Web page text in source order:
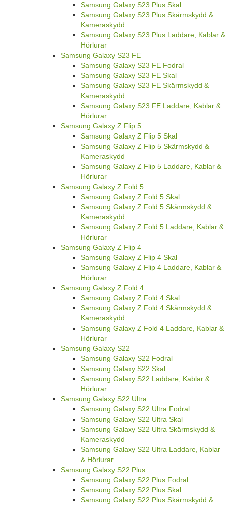
Samsung Galaxy S23 Plus Skal
Samsung Galaxy S23 Plus Skärmskydd &
Kameraskydd
Samsung Galaxy S23 Plus Laddare, Kablar &
Hörlurar
Samsung Galaxy S23 FE
Samsung Galaxy S23 FE Fodral
Samsung Galaxy S23 FE Skal
Samsung Galaxy S23 FE Skärmskydd &
Kameraskydd
Samsung Galaxy S23 FE Laddare, Kablar &
Hörlurar
Samsung Galaxy Z Flip 5
Samsung Galaxy Z Flip 5 Skal
Samsung Galaxy Z Flip 5 Skärmskydd &
Kameraskydd
Samsung Galaxy Z Flip 5 Laddare, Kablar &
Hörlurar
Samsung Galaxy Z Fold 5
Samsung Galaxy Z Fold 5 Skal
Samsung Galaxy Z Fold 5 Skärmskydd &
Kameraskydd
Samsung Galaxy Z Fold 5 Laddare, Kablar &
Hörlurar
Samsung Galaxy Z Flip 4
Samsung Galaxy Z Flip 4 Skal
Samsung Galaxy Z Flip 4 Laddare, Kablar &
Hörlurar
Samsung Galaxy Z Fold 4
Samsung Galaxy Z Fold 4 Skal
Samsung Galaxy Z Fold 4 Skärmskydd &
Kameraskydd
Samsung Galaxy Z Fold 4 Laddare, Kablar &
Hörlurar
Samsung Galaxy S22
Samsung Galaxy S22 Fodral
Samsung Galaxy S22 Skal
Samsung Galaxy S22 Laddare, Kablar &
Hörlurar
Samsung Galaxy S22 Ultra
Samsung Galaxy S22 Ultra Fodral
Samsung Galaxy S22 Ultra Skal
Samsung Galaxy S22 Ultra Skärmskydd &
Kameraskydd
Samsung Galaxy S22 Ultra Laddare, Kablar
& Hörlurar
Samsung Galaxy S22 Plus
Samsung Galaxy S22 Plus Fodral
Samsung Galaxy S22 Plus Skal
Samsung Galaxy S22 Plus Skärmskydd &